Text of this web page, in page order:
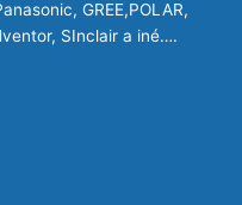
GREE,POLAR,
SInclair a iné….